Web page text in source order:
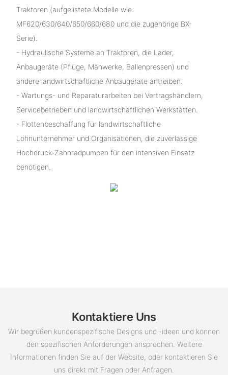
Traktoren (aufgelistete Modelle wie
MF620/630/640/650/660/680 und die zugehörige BX-
Serie).
- Hydraulische Systeme an Traktoren, die Lader,
Anbaugeräte (Pflüge, Mähwerke, Ballenpressen) und
andere landwirtschaftliche Anbaugeräte antreiben.
- Wartungs- und Reparaturarbeiten bei Vertragshändlern,
Servicebetrieben und landwirtschaftlichen Werkstätten.
- Flottenbeschaffung für landwirtschaftliche
Lohnunternehmer und Organisationen, die zuverlässige
Hochdruck-Zahnradpumpen für den intensiven Einsatz
benötigen.
Kontaktiere Uns
Wir begrüßen kundenspezifische Designs und -ideen und können
den spezifischen Anforderungen ansprechen. Weitere
Informationen finden Sie auf der Website, oder kontaktieren Sie
uns direkt mit Fragen oder Anfragen.